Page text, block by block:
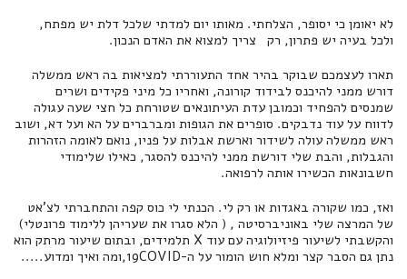
לא יאומן כי יסופר, הצלחתי. מאותו יום למדתי שלכל דלת יש מפתח,
ולכל בעיה יש פתרון, רק צריך למצוא את האדם הנכון.
תארו לעצמכם שבוקר בהיר אחד התעוררתי למציאות בה ראש ממשלה
דורש ממני להיכנס לבידוד קורונה, ואחריו כל מיני פקידים ושרים
שמנסים להפחיד וכמובן עדת העיתונאים שטורחת כל חצי שעה עגולה
לדווח על עוד נדבקים. סופרים את הגופות ומברברים על הא ועל דא, ושוב
ראש ממשלה עולה לשידור וארשת אבלות על פניו, נואם לאומה הזהרות
והגבלות, והבת שלי דורשת ממני להיכנס להסגר, כאילו שלימודי
חשבונאות הכשירו אותה לרפואה.
ואז, כמו שקורה באגדות או רק לי. הכנתי לי כוס קפה והתחברתי לצ'אט
של המרצה שלי באוניברסיטה , ( הלא סגרו את שעריהן ללימוד פרונטלי)
והקשבתי לשיעור פיזיולוגיה עם עוד X תלמידים, ובתום שיעור מרתק הוא
נתן גם הסבר קצר ומלא חוש הומור על ה-19COVID,ומה ואיך ומדוע.....